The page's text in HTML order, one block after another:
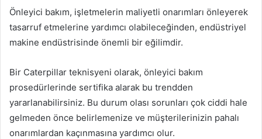
Önleyici bakım, işletmelerin maliyetli onarımları önleyerek
tasarruf etmelerine yardımcı olabileceğinden, endüstriyel
makine endüstrisinde önemli bir eğilimdir.
Bir Caterpillar teknisyeni olarak, önleyici bakım
prosedürlerinde sertifika alarak bu trendden
yararlanabilirsiniz. Bu durum olası sorunları çok ciddi hale
gelmeden önce belirlemenize ve müşterilerinizin pahalı
onarımlardan kaçınmasına yardımcı olur.